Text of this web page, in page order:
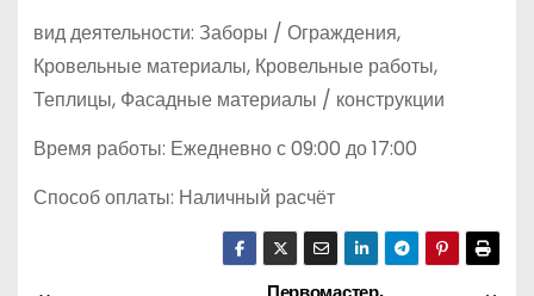
вид деятельности: Заборы / Ограждения,
Кровельные материалы, Кровельные работы,
Теплицы, Фасадные материалы / конструкции
Время работы: Ежедневно с 09:00 до 17:00
Способ оплаты: Наличный расчёт